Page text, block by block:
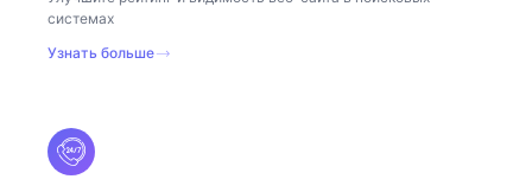
системах
Узнать больше